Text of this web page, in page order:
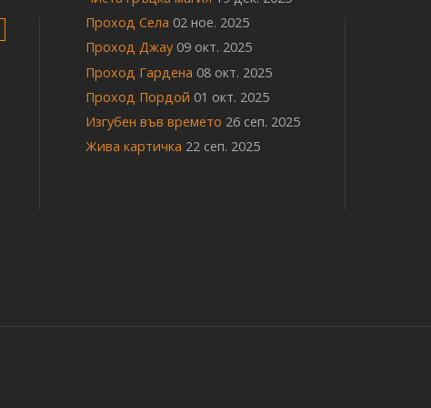
на
страници
Проход Села 02 ное. 2025
Проход Джау 09 окт. 2025
Проход Гардена 08 окт. 2025
Проход Пордой 01 окт. 2025
Изгубен във времето 26 сеп. 2025
Жива картичка 22 сеп. 2025